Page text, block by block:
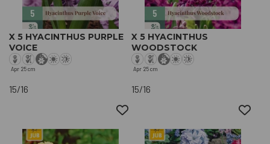
X 5 HYACINTHUS PURPLE
VOICE
Apr 25 cm
15/16
X 5 HYACINTHUS
WOODSTOCK
Apr 25 cm
15/16